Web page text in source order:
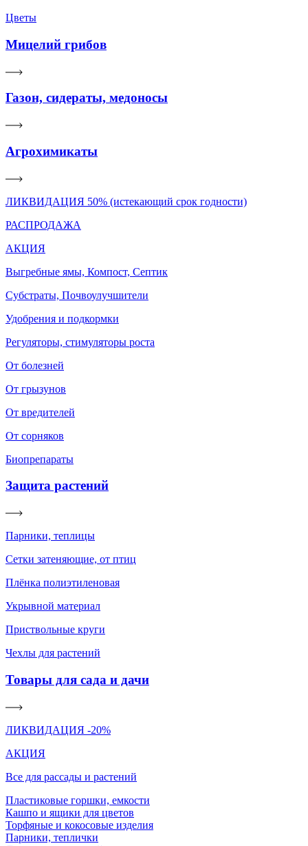
Цветы
Мицелий грибов
Газон, сидераты, медоносы
Агрохимикаты
ЛИКВИДАЦИЯ 50% (истекающий срок годности)
РАСПРОДАЖА
АКЦИЯ
Выгребные ямы, Компост, Септик
Субстраты, Почвоулучшители
Удобрения и подкормки
Регуляторы, стимуляторы роста
От болезней
От грызунов
От вредителей
От сорняков
Биопрепараты
Защита растений
Парники, теплицы
Сетки затеняющие, от птиц
Плёнка полиэтиленовая
Укрывной материал
Приствольные круги
Чехлы для растений
Товары для сада и дачи
ЛИКВИДАЦИЯ -20%
АКЦИЯ
Все для рассады и растений
Пластиковые горшки, емкости
Кашпо и ящики для цветов
Торфяные и кокосовые изделия
Парники, теплички